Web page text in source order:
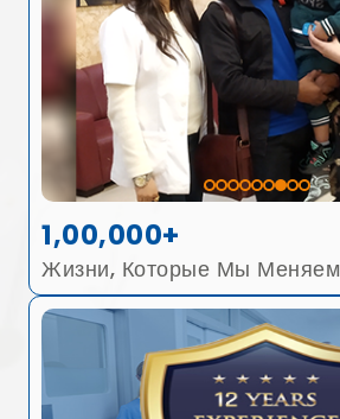
1,00,000+
Жизни, Которые Мы Меняем